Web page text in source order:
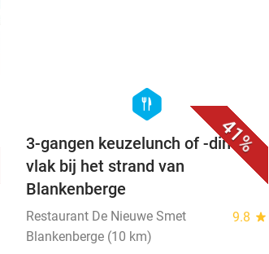
41%
hexagon
food
3-gangen keuzelunch of -diner
vlak bij het strand van
Blankenberge
Restaurant De Nieuwe Smet 9.8 star
Blankenberge (10 km)